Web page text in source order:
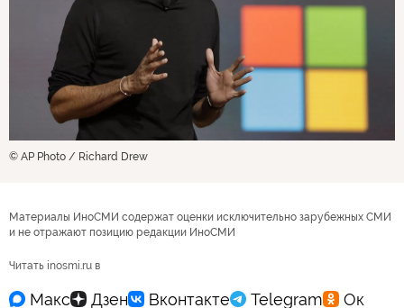
© AP Photo / Richard Drew
Материалы ИноСМИ содержат оценки исключительно зарубежных СМИ
и не отражают позицию редакции ИноСМИ
Читать inosmi.ru в